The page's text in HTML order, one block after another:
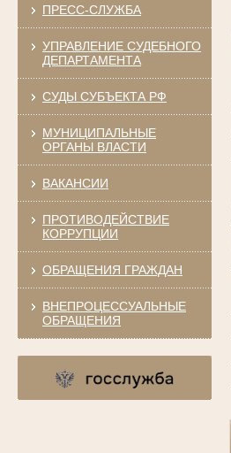
ПРЕСС-СЛУЖБА
УПРАВЛЕНИЕ СУДЕБНОГО
ДЕПАРТАМЕНТА
СУДЫ СУБЪЕКТА РФ
МУНИЦИПАЛЬНЫЕ
ОРГАНЫ ВЛАСТИ
ВАКАНСИИ
ПРОТИВОДЕЙСТВИЕ
КОРРУПЦИИ
ОБРАЩЕНИЯ ГРАЖДАН
ВНЕПРОЦЕССУАЛЬНЫЕ
ОБРАЩЕНИЯ